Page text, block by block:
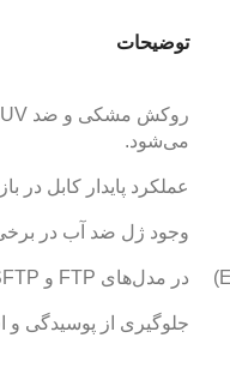
توضیحات
می‌شود.
عملکرد پایدار کابل در بازه دمایی گسترده (-۲۰
وجود ژل ضد آب در
در مدل‌های FTP و SFTP، شیلد یا فویل باعث کاهش نویز و افزایش کیفیت انتقال داده می‌شود.
جلوگیری از پوسیدگی و